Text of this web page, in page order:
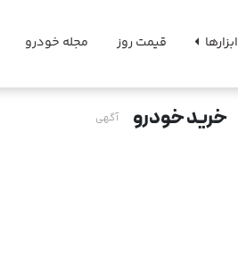
ابزارها قیمت روز مجله خودرو
خرید خودرو آگهی